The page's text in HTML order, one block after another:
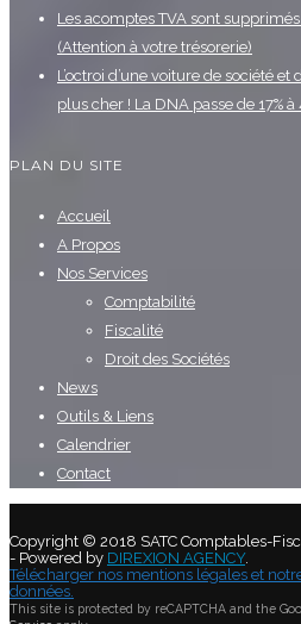
Les acomptes TVA sont
(Attention à votre trésorerie)
L’octroi d’une voiture de société
plus cher ! La DNA passe de 17% à
PLAN DU SITE
Accueil
A Propos
Nos Services
Comptabilité
Fiscalité
Droit des Sociétés
News
Outils & Liens
Calendrier
Contact
Copyright © 2018 SATC Comptables-
- Powered by DIREXION AGENCY.
Télécharger nos mentions légales et
données.
This site is protected by reCAPTCHA and the